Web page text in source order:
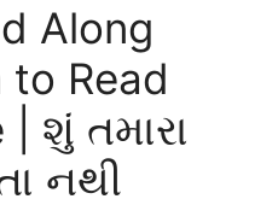
Along
Read
શું તમારા
નથી